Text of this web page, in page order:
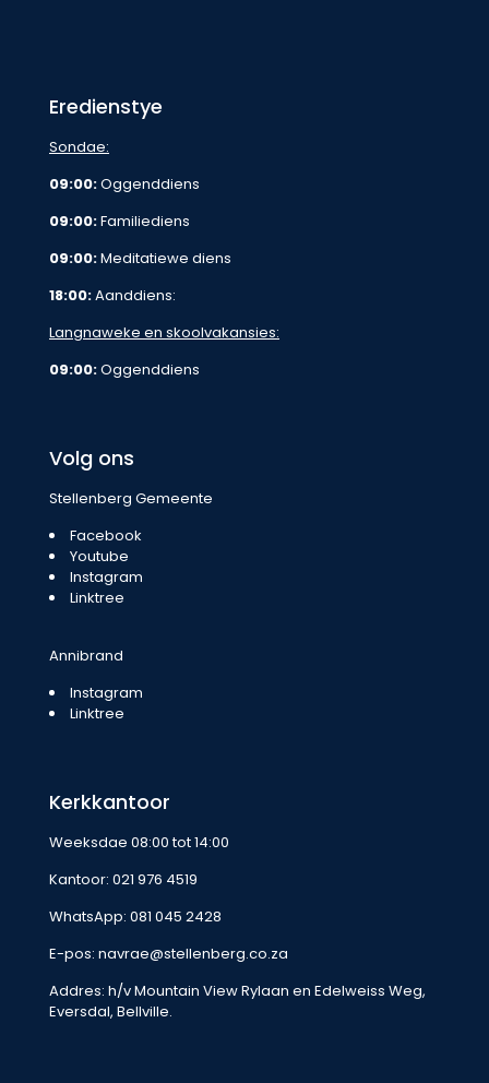
Eredienstye
Sondae:
09:00:Oggenddiens
09:00:Familiediens
09:00:Meditatiewe diens
18:00:Aanddiens:
Langnaweke en skoolvakansies:
09:00:Oggenddiens
Volg ons
Stellenberg Gemeente
Facebook
Youtube
Instagram
Linktree
Annibrand
Instagram
Linktree
Kerkkantoor
Weeksdae 08:00 tot 14:00
Kantoor: 021 976 4519
WhatsApp: 081 045 2428
E-pos: navrae@stellenberg.co.za
Addres: h/v Mountain View Rylaan en Edelweiss Weg,
Eversdal, Bellville.